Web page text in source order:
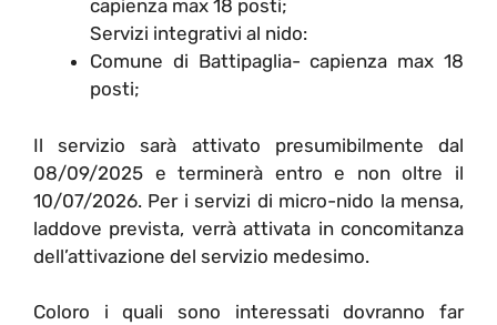
capienza max 18 posti;
Servizi integrativi al nido:
Comune di Battipaglia- capienza max 18
posti;
Il servizio sarà attivato presumibilmente dal
08/09/2025 e terminerà entro e non oltre il
10/07/2026. Per i servizi di micro-nido la mensa,
laddove prevista, verrà attivata in concomitanza
dell’attivazione del servizio medesimo.
Coloro i quali sono interessati dovranno far